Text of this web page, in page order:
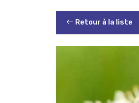
Retour à la liste